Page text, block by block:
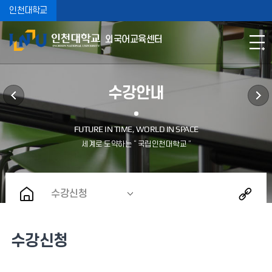
인천대학교
외국어교육센터
수강안내
수강신청
수강신청